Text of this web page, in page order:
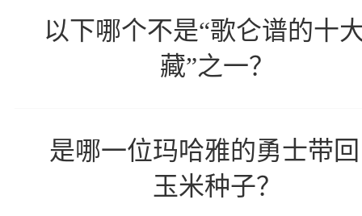
以下哪个不是“歌仑谱的十
藏”之一？
是哪一位玛哈雅的勇士带
玉米种子？